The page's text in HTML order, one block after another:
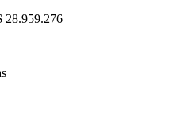
28.959.276